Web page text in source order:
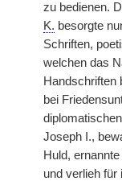
zu bedienen.
K. besorgte
Schriften,
welchen das
Handschriften
bei
Joseph I.,
Huld,
und verlieh